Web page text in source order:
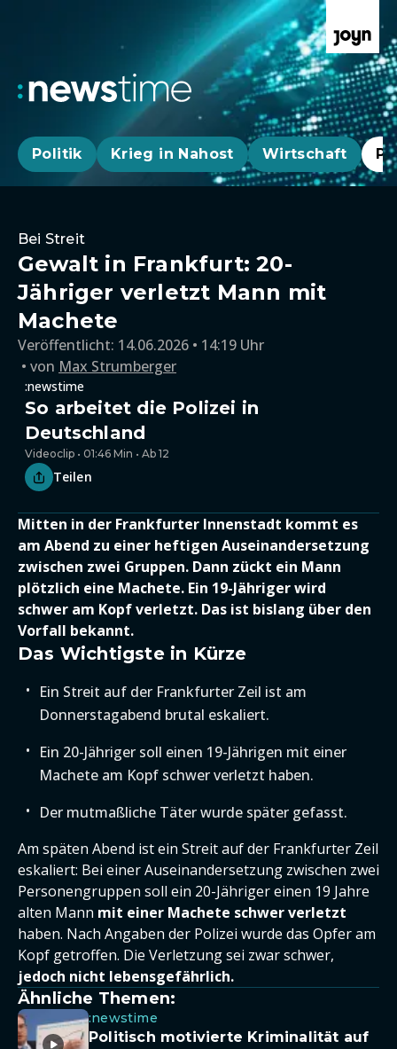
Politik Krieg in Nahost Wirtschaft
Bei Streit
Gewalt in Frankfurt: 20-
Jähriger verletzt Mann mit
Machete
Veröffentlicht: 14.06.2026 • 14:19 Uhr
von Max Strumberger
:newstime
So arbeitet die Polizei in
Deutschland
Videoclip • 01:46 Min • Ab 12
Teilen
Mitten in der Frankfurter Innenstadt kommt es
am Abend zu einer heftigen Auseinandersetzung
zwischen zwei Gruppen. Dann zückt ein Mann
plötzlich eine Machete. Ein 19-Jähriger wird
schwer am Kopf verletzt. Das ist bislang über den
Vorfall bekannt.
Das Wichtigste in Kürze
Ein Streit auf der Frankfurter Zeil ist am
Donnerstagabend brutal eskaliert.
Ein 20-Jähriger soll einen 19-Jährigen mit einer
Machete am Kopf schwer verletzt haben.
Der mutmaßliche Täter wurde später gefasst.
Am späten Abend ist ein Streit auf der Frankfurter Zeil
eskaliert: Bei einer Auseinandersetzung zwischen zwei
Personengruppen soll ein 20-Jähriger einen 19 Jahre
alten Mann mit einer Machete schwer verletzt
haben. Nach Angaben der Polizei wurde das Opfer am
Kopf getroffen. Die Verletzung sei zwar schwer,
jedoch nicht lebensgefährlich.
Ähnliche Themen:
:newstime
Politisch motivierte Kriminalität auf